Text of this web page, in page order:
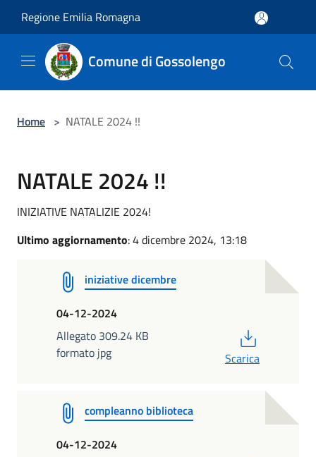
Regione Emilia Romagna
Comune di Gossolengo
Home > NATALE 2024 !!
NATALE 2024 !!
INIZIATIVE NATALIZIE 2024!
Ultimo aggiornamento: 4 dicembre 2024, 13:18
iniziative dicembre
04-12-2024
Allegato 309.24 KB
formato jpg
Scarica
compleanno biblioteca
04-12-2024